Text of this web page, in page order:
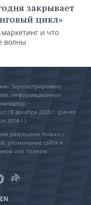
закрывает
цикл»
и что
волны
Зарегистрировано
информационных
–
18 декабря 2020 г. (ранее
2014 г.)
разрешено только с
упоминание сайта и
или полном
EN